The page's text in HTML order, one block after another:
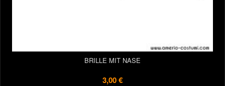
BRILLE MIT NASE
3,00 €